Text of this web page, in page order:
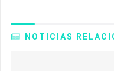
NOTICIAS